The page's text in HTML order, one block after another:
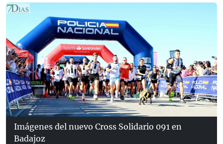
Imágenes del nuevo Cross Solidario 091 en
Badajoz